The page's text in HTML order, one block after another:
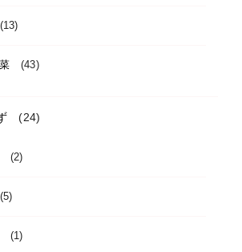
(13)
(43)
(24)
(2)
(5)
(1)